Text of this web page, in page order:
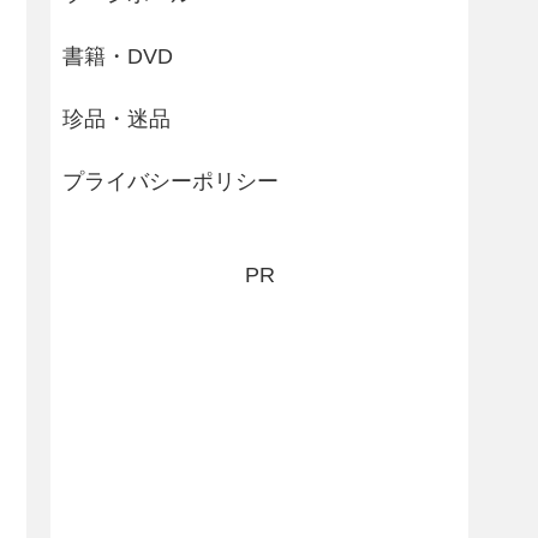
書籍・DVD
珍品・迷品
プライバシーポリシー
PR